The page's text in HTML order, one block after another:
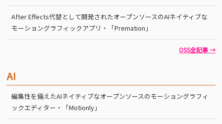
After Effects代替として開発されたオープンソースのAIネイティブな
モーショングラフィックアプリ・「Premation」
OSS全記事 →
AI
編集性を備えたAIネイティブなオープンソースのモーショングラフィ
ックエディター・「Motionly」